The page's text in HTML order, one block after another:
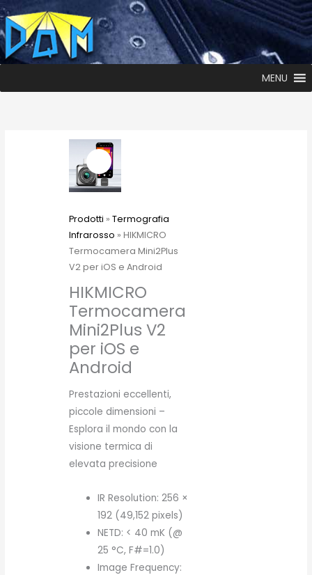
MENU
Prodotti » Termografia
Infrarosso » HIKMICRO
Termocamera Mini2Plus
V2 per iOS e Android
HIKMICRO
Termocamera
Mini2Plus V2
per iOS e
Android
Prestazioni eccellenti,
piccole dimensioni –
Esplora il mondo con la
visione termica di
elevata precisione
IR Resolution: 256 ×
192 (49,152 pixels)
NETD: < 40 mK (@
25 °C, F#=1.0)
Image Frequency: